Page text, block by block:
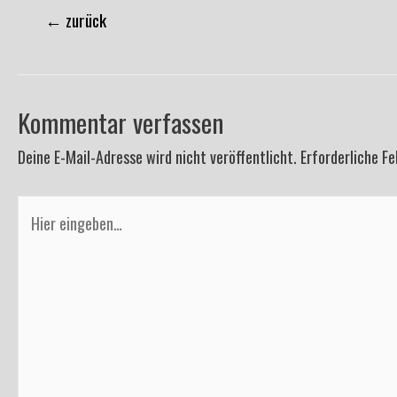
Beitragsnavigation
← zurück
Kommentar verfassen
Deine E-Mail-Adresse wird nicht veröffentlicht. Erforderliche
eingeben…